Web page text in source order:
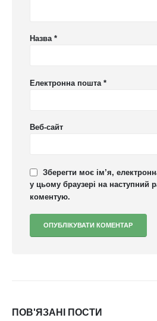
Назва *
Електронна пошта *
Веб-сайт
Зберегти моє ім’я,
у цьому браузері на наступний
коментую.
ПОВ'ЯЗАНІ ПОСТИ